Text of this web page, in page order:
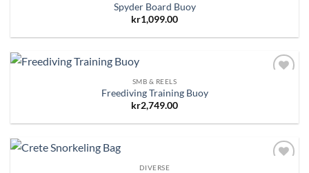
Spyder Board Buoy
kr1,099.00
SMB & REELS
Freediving Training Buoy
kr2,749.00
DIVERSE